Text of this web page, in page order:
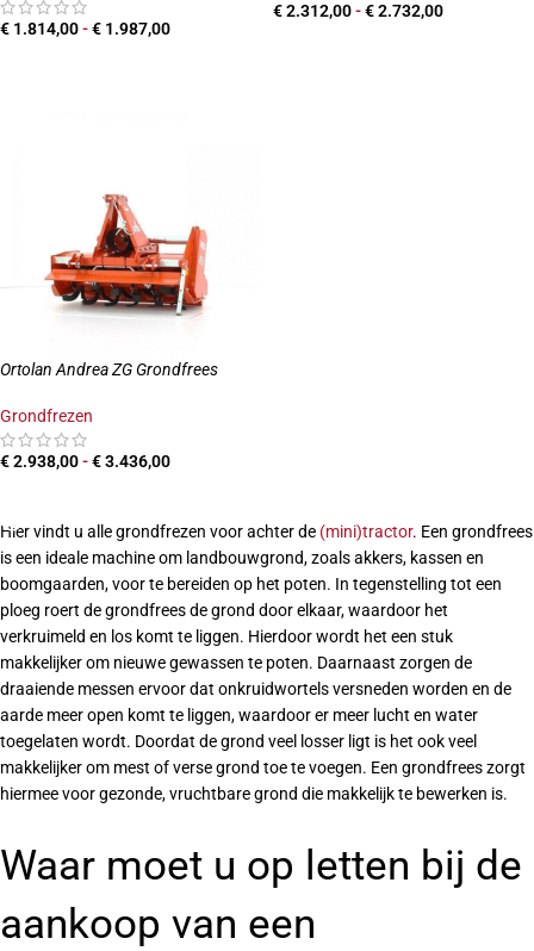
€ 1.814,00-€ 1.987,00
€2.312,00-€2.732,00
Ortolan Andrea ZG Grondfrees
Grondfrezen
€2.938,00-€3.436,00
Hier vindt u alle grondfrezen voor achter de (mini)tractor. Een grondfrees
is een ideale machine om landbouwgrond, zoals akkers, kassen en
boomgaarden, voor te bereiden op het poten. In tegenstelling tot een
ploeg roert de grondfrees de grond door elkaar, waardoor het
verkruimeld en los komt te liggen. Hierdoor wordt het een stuk
makkelijker om nieuwe gewassen te poten. Daarnaast zorgen de
draaiende messen ervoor dat onkruidwortels versneden worden en de
aarde meer open komt te liggen, waardoor er meer lucht en water
toegelaten wordt. Doordat de grond veel losser ligt is het ook veel
makkelijker om mest of verse grond toe te voegen. Een grondfrees zorgt
hiermee voor gezonde, vruchtbare grond die makkelijk te bewerken is.
Waar moet u op letten bij de
aankoop van een